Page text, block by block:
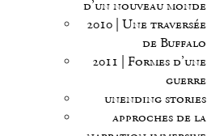
d’un nouveau monde
2010 | Une traversée
de Buffalo
2011 | Formes d’une
guerre
unending stories
approches de la